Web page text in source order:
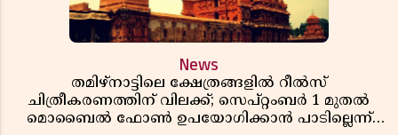
News
തമിഴ്‌നാട്ടിലെ ക്ഷേത്രങ്ങളിൽ റീൽസ്
ചിത്രീകരണത്തിന് വിലക്ക്; സെപ്റ്റംബർ 1 മുതൽ
മൊബൈൽ ഫോൺ ഉപയോഗിക്കാൻ പാടില്ലെന്ന്